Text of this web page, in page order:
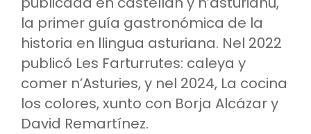
la primer guía gastronómica de la
historia en llingua asturiana. Nel 2022
publicó Les Farturrutes: caleya y
comer n’Asturies, y nel 2024, La cocina
los colores, xunto con Borja Alcázar y
David Remartínez.